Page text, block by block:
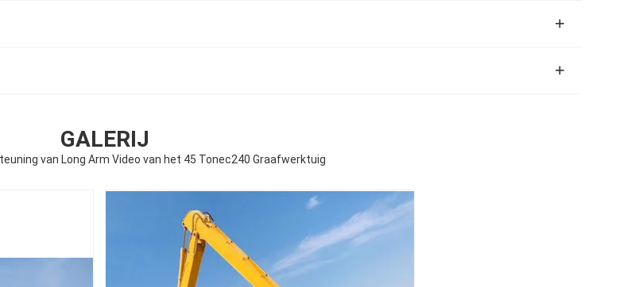
GALERIJ
van Long Arm Video van het 45 Tonec240 Graafwerktuig